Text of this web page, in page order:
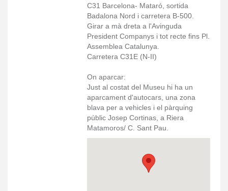
C31 Barcelona- Mataró, sortida
Badalona Nord i carretera B-500.
Girar a mà dreta a l'Avinguda
President Companys i tot recte fins Pl.
Assemblea Catalunya.
Carretera C31E (N-II)
On aparcar:
Just al costat del Museu hi ha un
aparcament d'autocars, una zona
blava per a vehicles i el pàrquing
públic Josep Cortinas, a Riera
Matamoros/ C. Sant Pau.